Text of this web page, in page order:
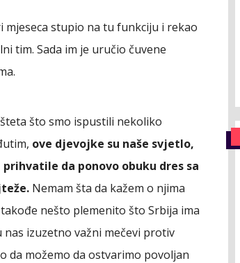
mjeseca stupio na tu funkciju i rekao
tim. Sada im je uručio čuvene
što smo ispustili nekoliko
ove djevojke su naše svjetlo,
da ponovo obuku dres sa
Nemam šta da kažem o njima
nešto plemenito što Srbija ima
nas izuzetno važni mečevi protiv
da možemo da ostvarimo povoljan